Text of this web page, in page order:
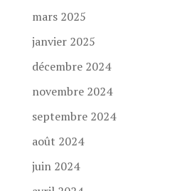
mars 2025
janvier 2025
décembre 2024
novembre 2024
septembre 2024
août 2024
juin 2024